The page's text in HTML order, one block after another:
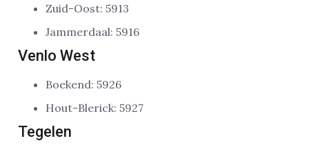
Zuid-Oost: 5913
Jammerdaal: 5916
Venlo West
Boekend: 5926
Hout-Blerick: 5927
Tegelen